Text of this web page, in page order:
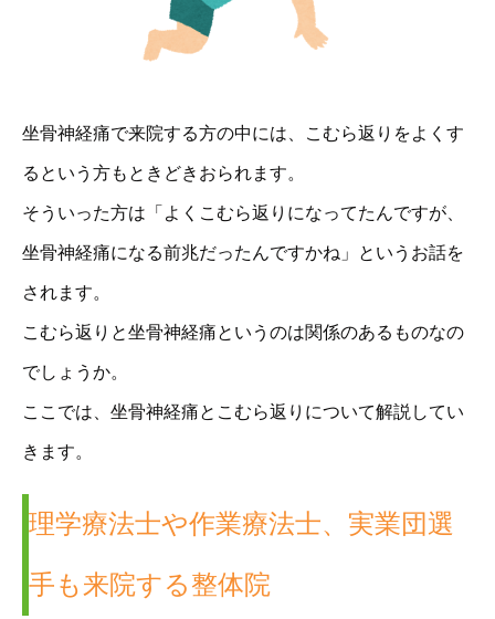
坐骨神経痛で来院する方の中には、こむら返りをよくす
るという方もときどきおられます。
そういった方は「よくこむら返りになってたんですが、
坐骨神経痛になる前兆だったんですかね」というお話を
されます。
こむら返りと坐骨神経痛というのは関係のあるものなの
でしょうか。
ここでは、坐骨神経痛とこむら返りについて解説してい
きます。
理学療法士や作業療法士、実業団選
手も来院する整体院